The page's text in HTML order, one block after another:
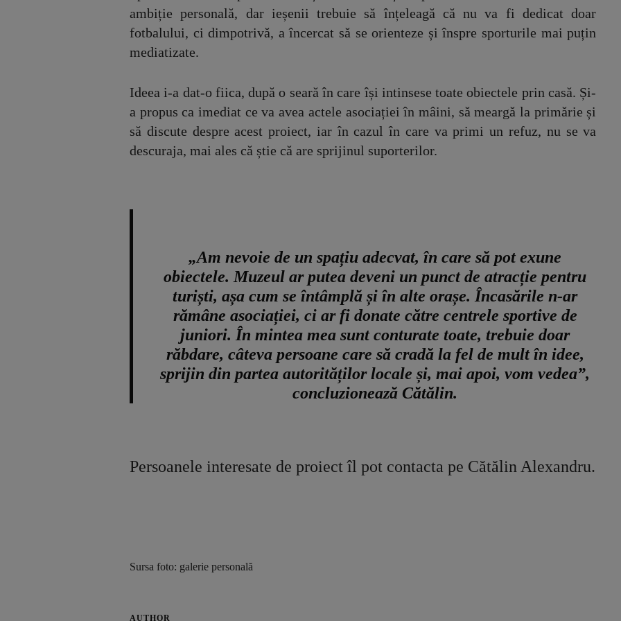
ambiție personală, dar ieșenii trebuie să înțeleagă că nu va fi dedicat doar
fotbalului, ci dimpotrivă, a încercat să se orienteze și înspre sporturile mai puțin
mediatizate.
Ideea i-a dat-o fiica, după o seară în care își intinsese toate obiectele prin casă. Și-
a propus ca imediat ce va avea actele asociației în mâini, să meargă la primărie și
să discute despre acest proiect, iar în cazul în care va primi un refuz, nu se va
descuraja, mai ales că știe că are sprijinul suporterilor.
„Am nevoie de un spațiu adecvat, în care să pot exune
obiectele. Muzeul ar putea deveni un punct de atracție pentru
turiști, așa cum se întâmplă și în alte orașe. Încasările n-ar
rămâne asociației, ci ar fi donate către centrele sportive de
juniori. În mintea mea sunt conturate toate, trebuie doar
răbdare, câteva persoane care să cradă la fel de mult în idee,
sprijin din partea autorităților locale și, mai apoi, vom vedea”,
concluzionează Cătălin.
Persoanele interesate de proiect îl pot contacta pe Cătălin Alexandru.
Sursa foto: galerie personală
AUTHOR